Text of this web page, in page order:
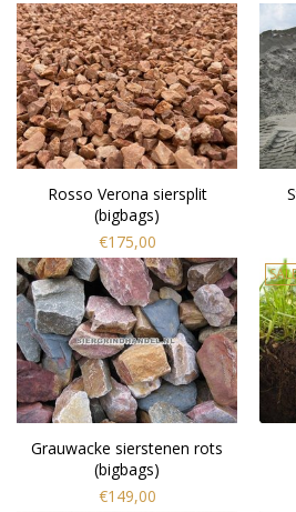
Rosso Verona siersplit
(bigbags)
€175,00
Grauwacke sierstenen rots
(bigbags)
€149,00